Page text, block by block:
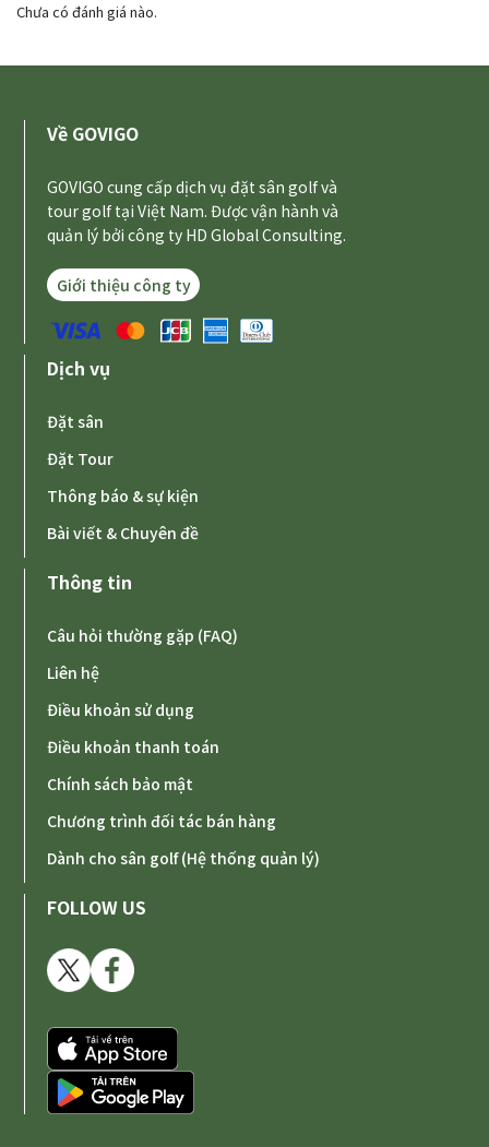
Chưa có đánh giá nào.
Về GOVIGO
GOVIGO cung cấp dịch vụ đặt sân golf và
tour golf tại Việt Nam. Được vận hành và
quản lý bởi công ty HD Global Consulting.
Giới thiệu công ty
Dịch vụ
Đặt sân
Đặt Tour
Thông báo & sự kiện
Bài viết & Chuyên đề
Thông tin
Câu hỏi thường gặp (FAQ)
Liên hệ
Điều khoản sử dụng
Điều khoản thanh toán
Chính sách bảo mật
Chương trình đối tác bán hàng
Dành cho sân golf (Hệ thống quản lý)
FOLLOW US